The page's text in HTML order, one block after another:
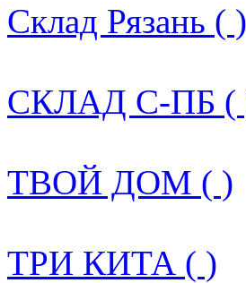
Склад Рязань ( )
СКЛАД С-ПБ (
ТВОЙ ДОМ ( )
ТРИ КИТА ( )